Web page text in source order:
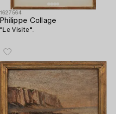
1627564
Philippe Collage
"Le Visite".